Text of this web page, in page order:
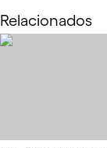
Relacionados